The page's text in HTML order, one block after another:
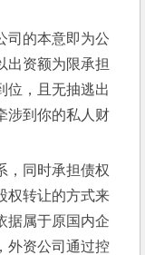
司的本意即为公
出资额为限承担
位，且无抽逃出
涉到你的私人财
，同时承担债权
权转让的方式来
据属于原国内企
外资公司通过控